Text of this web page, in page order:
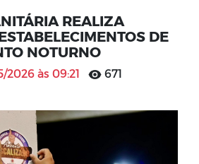
REALIZA
DE
NOTURNO
2026 às 09:21
671